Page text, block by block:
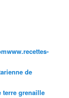
de
terre grenaille